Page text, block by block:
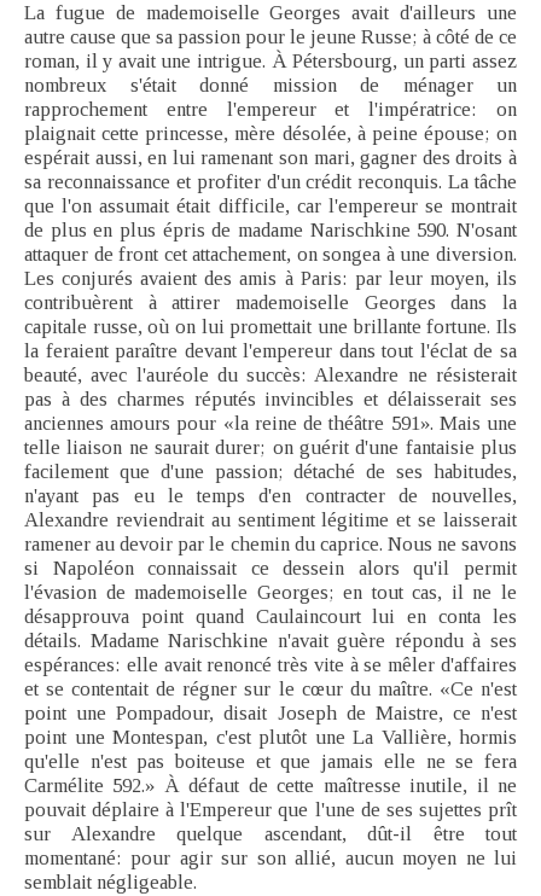
La fugue de mademoiselle Georges avait d'ailleurs une
autre cause que sa passion pour le jeune Russe; à côté de ce
roman, il y avait une intrigue. À Pétersbourg, un parti assez
nombreux s'était donné mission de ménager un
rapprochement entre l'empereur et l'impératrice: on
plaignait cette princesse, mère désolée, à peine épouse; on
espérait aussi, en lui ramenant son mari, gagner des droits à
sa reconnaissance et profiter d'un crédit reconquis. La tâche
que l'on assumait était difficile, car l'empereur se montrait
de plus en plus épris de madame Narischkine 590. N'osant
attaquer de front cet attachement, on songea à une diversion.
Les conjurés avaient des amis à Paris: par leur moyen, ils
contribuèrent à attirer mademoiselle Georges dans la
capitale russe, où on lui promettait une brillante fortune. Ils
la feraient paraître devant l'empereur dans tout l'éclat de sa
beauté, avec l'auréole du succès: Alexandre ne résisterait
pas à des charmes réputés invincibles et délaisserait ses
anciennes amours pour «la reine de théâtre 591». Mais une
telle liaison ne saurait durer; on guérit d'une fantaisie plus
facilement que d'une passion; détaché de ses habitudes,
n'ayant pas eu le temps d'en contracter de nouvelles,
Alexandre reviendrait au sentiment légitime et se laisserait
ramener au devoir par le chemin du caprice. Nous ne savons
si Napoléon connaissait ce dessein alors qu'il permit
l'évasion de mademoiselle Georges; en tout cas, il ne le
désapprouva point quand Caulaincourt lui en conta les
détails. Madame Narischkine n'avait guère répondu à ses
espérances: elle avait renoncé très vite à se mêler d'affaires
et se contentait de régner sur le cœur du maître. «Ce n'est
point une Pompadour, disait Joseph de Maistre, ce n'est
point une Montespan, c'est plutôt une La Vallière, hormis
qu'elle n'est pas boiteuse et que jamais elle ne se fera
Carmélite 592.» À défaut de cette maîtresse inutile, il ne
pouvait déplaire à l'Empereur que l'une de ses sujettes prît
sur Alexandre quelque ascendant, dût-il être tout
momentané: pour agir sur son allié, aucun moyen ne lui
semblait négligeable.